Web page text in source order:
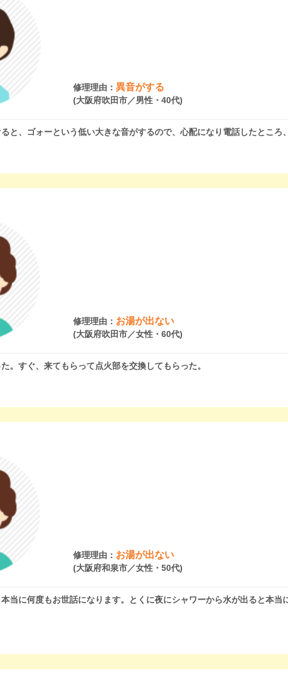
修理理由：異音がする
(大阪府吹田市／男性・40代)
と、ゴォーという低い大きな音がするので、心配になり電話したところ
修理理由： お湯が出ない
(大阪府吹田市／女性・60代)
。すぐ、来てもらって点火部を交換してもらった。
修理理由： お湯が出ない
(大阪府和泉市／女性・50代)
当に何度もお世話になります。とくに夜にシャワーから水が出ると本